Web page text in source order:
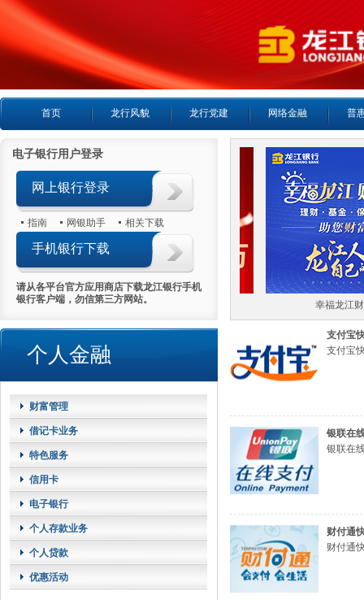
首页 龙行风貌 龙行党建 网络金融 普
电子银行用户登录
网上银行登录
指南 网银助手 相关下载
手机银行下载
请从各平台官方应用商店下载龙江银行手机
银行客户端，勿信第三方网站。
个人金融
财富管理
借记卡业务
特色服务
信用卡
电子银行
个人存款业务
个人贷款
优惠活动
喜报首日热销5000万 幸福龙江财
支付宝
支付宝
银联在
银联在
财付通
财付通